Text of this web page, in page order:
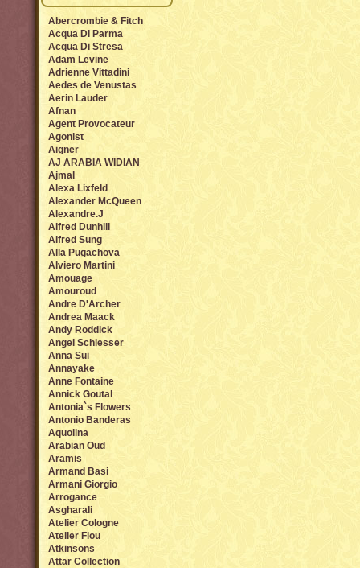
Abercrombie & Fitch
Acqua Di Parma
Acqua Di Stresa
Adam Levine
Adrienne Vittadini
Aedes de Venustas
Aerin Lauder
Afnan
Agent Provocateur
Agonist
Aigner
AJ ARABIA WIDIAN
Ajmal
Alexa Lixfeld
Alexander McQueen
Alexandre.J
Alfred Dunhill
Alfred Sung
Alla Pugachova
Alviero Martini
Amouage
Amouroud
Andre D'Archer
Andrea Maack
Andy Roddick
Angel Sсhlesser
Anna Sui
Annayake
Anne Fontaine
Annick Goutal
Antonia`s Flowers
Antonio Banderas
Aquolina
Arabian Oud
Aramis
Armand Basi
Armani Giorgio
Arrogance
Asgharali
Atelier Cologne
Atelier Flou
Atkinsons
Attar Collection